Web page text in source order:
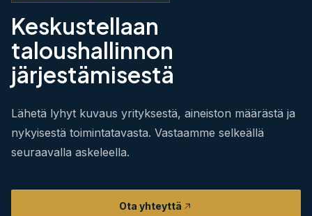
Keskustellaan
taloushallinnon
järjestämisestä
Lähetä lyhyt kuvaus yrityksestä, aineiston määrästä ja
nykyisestä toimintatavasta. Vastaamme selkeällä
seuraavalla askeleella.
Ota yhteyttä